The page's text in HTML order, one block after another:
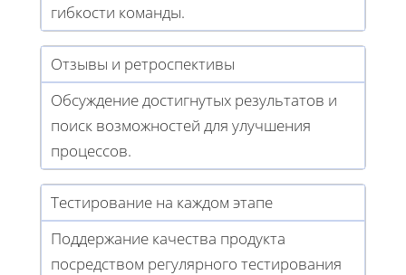
гибкости команды.
Отзывы и ретроспективы
Обсуждение достигнутых результатов и
поиск возможностей для улучшения
процессов.
Тестирование на каждом этапе
Поддержание качества продукта
посредством регулярного тестирования